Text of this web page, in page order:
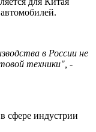
в России не
техники", -
сфере индустрии